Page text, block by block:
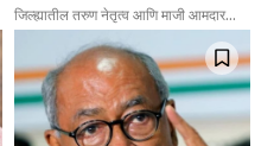
जिल्ह्यातील तरुण नेतृत्व आणि माजी आमदार...